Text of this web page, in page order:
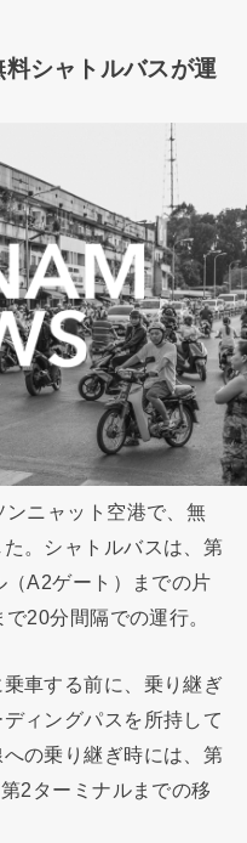
シャトルバスが運
ニャット空港で、無
。シャトルバスは、第
A2ゲート）までの片
20分間隔での運行。
車する前に、乗り継ぎ
ィングパスを所持して
の乗り継ぎ時には、第
2ターミナルまでの移